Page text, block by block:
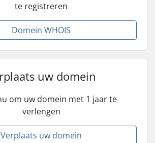
te registreren
Domein WHOIS
uw domein
om uw domein met 1 jaar te
verlengen
Verplaats uw domein